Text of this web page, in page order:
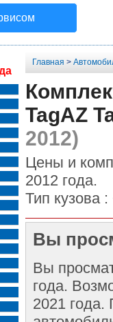
Главная >
TagAZ
2012)
Цены и
2012 года.
Тип кузова :
Вы
Вы
года.
2021 года.